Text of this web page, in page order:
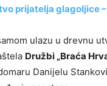
prijatelja glagoljice –
ulazu u drevnu
Družbi „Braća
Danijelu